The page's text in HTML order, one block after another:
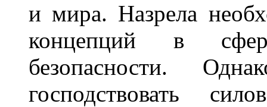
и мира. Назрела
концепций в
безопасности.
господствовать